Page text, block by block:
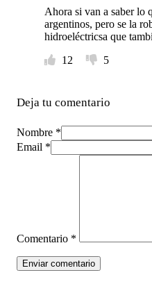
Ahora si van a saber lo
argentinos, pero se la
hidroeléctricsa que
12
5
Deja tu comentario
Nombre *
Email *
Comentario *